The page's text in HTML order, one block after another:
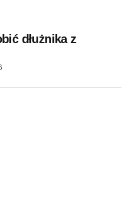
dłużnika z